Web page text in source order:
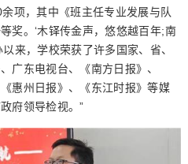
项，其中《班主任专业发展与队
奖。‘木铎传金声，悠悠越百年;南
来，学校荣获了许多国家、省、
广东电视台、《南方日报》、
惠州日报》、《东江时报》等媒
府领导检视。”